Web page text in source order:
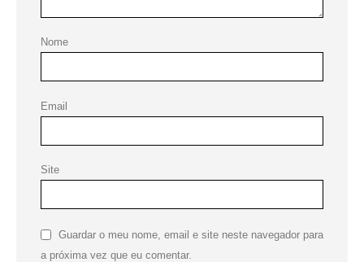
Nome
Email
Site
Guardar o meu nome, email e site neste navegador para
a próxima vez que eu comentar.